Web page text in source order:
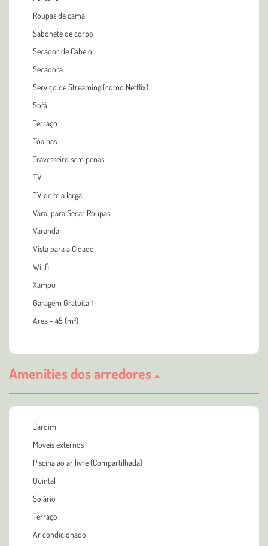
Roupas de cama
Sabonete de corpo
Secador de Cabelo
Secadora
Serviço de Streaming (como Netflix)
Sofá
Terraço
Toalhas
Travesseiro sem penas
TV
TV de tela larga
Varal para Secar Roupas
Varanda
Vista para a Cidade
Wi-fi
Xampu
Garagem Gratuita 1
Área - 45 (m²)
Amenities dos arredores
Jardim
Moveis externos
Piscina ao ar livre (Compartilhada)
Quintal
Solário
Terraço
Ar condicionado